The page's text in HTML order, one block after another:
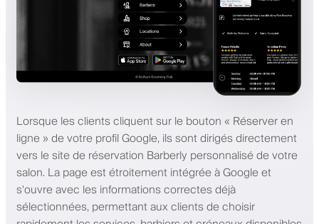
Lorsque les clients cliquent sur le bouton « Réserver en
ligne » de votre profil Google, ils sont dirigés directement
vers le site de réservation Barberly personnalisé de votre
salon. La page est étroitement intégrée à Google et
s'ouvre avec les informations correctes déjà
sélectionnées, permettant aux clients de choisir